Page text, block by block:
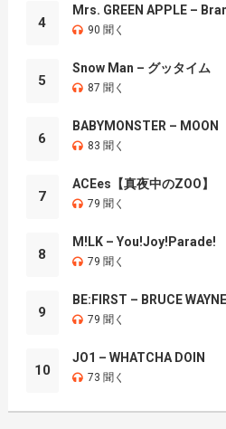
4
Mrs. GREEN APPLE –
90 聞く
5
Snow Man – グッタイム
87 聞く
6
BABYMONSTER – MOON
83 聞く
7
ACEes【真夜中のZOO】
79 聞く
8
M!LK – You!Joy!Parade!
79 聞く
9
BE:FIRST – BRUCE WAYNE
79 聞く
10
JO1 – WHATCHA DOIN
73 聞く